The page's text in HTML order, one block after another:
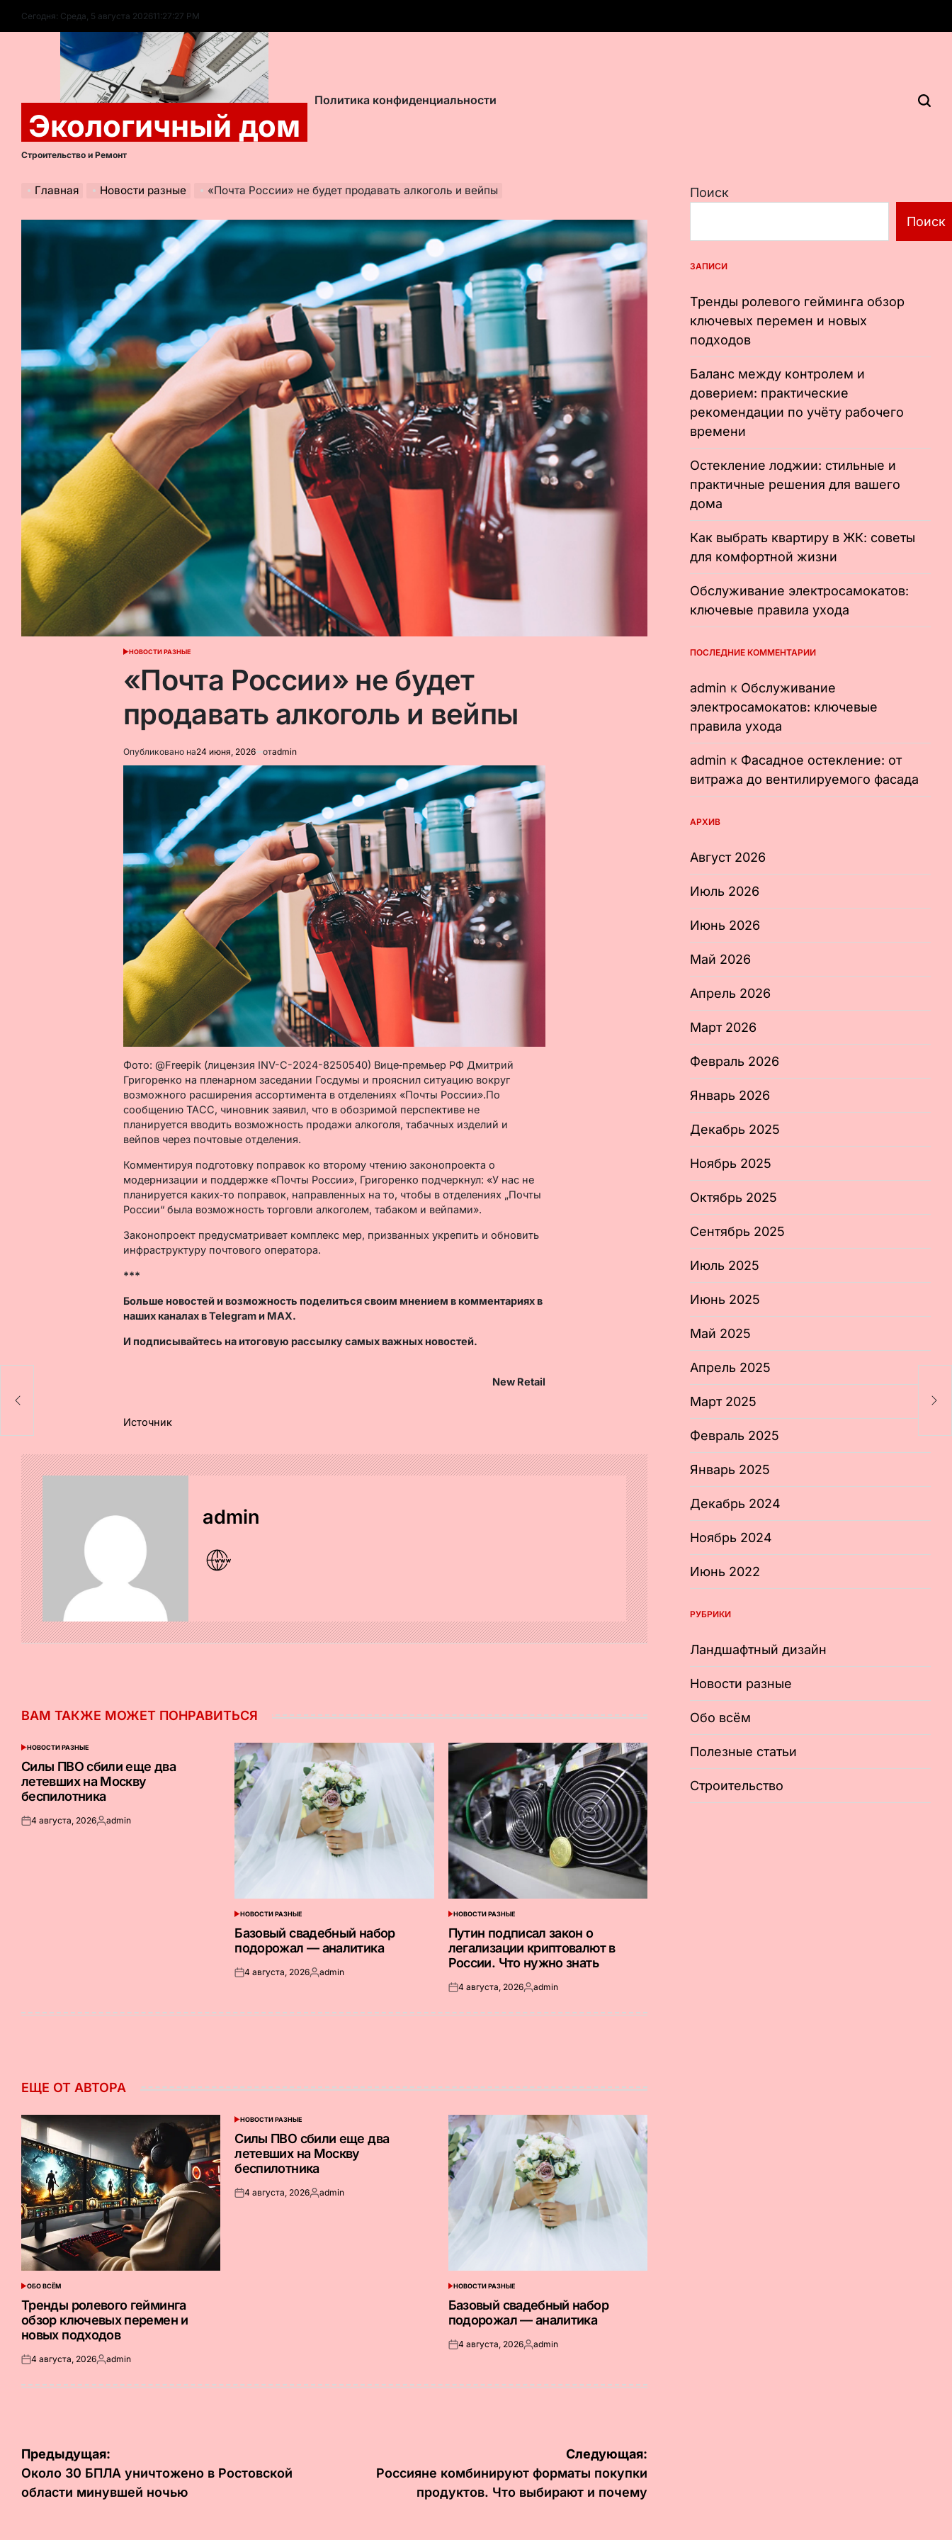
содержимому
Сегодня: Среда, 5 августа 202611:27:29 PM
Экологичный дом
Строительство и Ремонт
Политика конфиденциальности
Главная Новости разные «Почта России» не будет продавать алкоголь и вейпы
ОПУБЛИКОВАНО
НОВОСТИ РАЗНЫЕ
«Почта России» не будет
продавать алкоголь и вейпы
Опубликовано на24 июня, 2026 отadmin
Фото: @Freepik (лицензия INV-C-2024-8250540) Вице‑премьер РФ Дмитрий
Григоренко на пленарном заседании Госдумы и прояснил ситуацию вокруг
возможного расширения ассортимента в отделениях «Почты России».По
сообщению ТАСС, чиновник заявил, что в обозримой перспективе не
планируется вводить возможность продажи алкоголя, табачных изделий и
вейпов через почтовые отделения.
Комментируя подготовку поправок ко второму чтению законопроекта о
модернизации и поддержке «Почты России», Григоренко подчеркнул: «У нас не
планируется каких‑то поправок, направленных на то, чтобы в отделениях „Почты
России“ была возможность торговли алкоголем, табаком и вейпами».
Законопроект предусматривает комплекс мер, призванных укрепить и обновить
инфраструктуру почтового оператора.
***
Больше новостей и возможность поделиться своим мнением в комментариях в
наших каналах вTelegram и MAX.
И подписывайтесь на итоговую рассылку самых важных новостей.
New Retail
Источник
admin
ВАМ ТАКЖЕ МОЖЕТ ПОНРАВИТЬСЯ
ОПУБЛИКОВАНО
НОВОСТИ РАЗНЫЕ
Силы ПВО сбили еще два
летевших на Москву
беспилотника
Опубликовано
4 августа, 2026Запись
admin
ОПУБЛИКОВАНО
В
НОВОСТИ РАЗНЫЕ
Базовый свадебный набор
подорожал — аналитика
Опубликовано
4 августа, 2026Запись
admin
ОПУБЛИКОВАНО
В
НОВОСТИ РАЗНЫЕ
Путин подписал закон о
легализации криптовалют в
России. Что нужно знать
Опубликовано
4 августа, 2026Запись
admin
ЕЩЕ ОТ АВТОРА
ОПУБЛИКОВАНО
В
ОБО ВСЁМ
Тренды ролевого гейминга
обзор ключевых перемен и
новых подходов
Опубликовано
4 августа, 2026Запись
admin
ОПУБЛИКОВАНО
НОВОСТИ РАЗНЫЕ
Силы ПВО сбили еще два
летевших на Москву
беспилотника
Опубликовано
4 августа, 2026Запись
admin
ОПУБЛИКОВАНО
В
НОВОСТИ РАЗНЫЕ
Базовый свадебный набор
подорожал — аналитика
Опубликовано
4 августа, 2026Запись
admin
Навигация
по
записям
Предыдущая:
Около 30 БПЛА уничтожено в Ростовской
области минувшей ночью
Следующая:
Россияне комбинируют форматы покупки
продуктов. Что выбирают и почему
Поиск
Поиск
ЗАПИСИ
Тренды ролевого гейминга обзор
ключевых перемен и новых
подходов
Баланс между контролем и
доверием: практические
рекомендации по учёту рабочего
времени
Остекление лоджии: стильные и
практичные решения для вашего
дома
Как выбрать квартиру в ЖК: советы
для комфортной жизни
Обслуживание электросамокатов:
ключевые правила ухода
ПОСЛЕДНИЕ КОММЕНТАРИИ
admin к Обслуживание
электросамокатов: ключевые
правила ухода
admin к Фасадное остекление: от
витража до вентилируемого фасада
АРХИВ
Август 2026
Июль 2026
Июнь 2026
Май 2026
Апрель 2026
Март 2026
Февраль 2026
Январь 2026
Декабрь 2025
Ноябрь 2025
Октябрь 2025
Сентябрь 2025
Июль 2025
Июнь 2025
Май 2025
Апрель 2025
Март 2025
Февраль 2025
Январь 2025
Декабрь 2024
Ноябрь 2024
Июнь 2022
РУБРИКИ
Ландшафтный дизайн
Новости разные
Обо всём
Полезные статьи
Строительство